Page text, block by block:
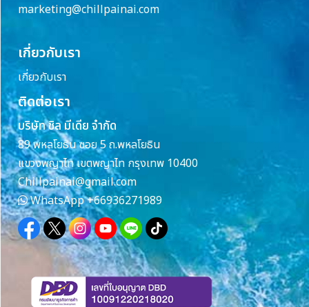
marketing@chillpainai.com
เกี่ยวกับเรา
เกี่ยวกับเรา
ติดต่อเรา
บริษัท ชิล มีเดีย จำกัด
89 พหลโยธิน ซอย 5 ถ.พหลโยธิน
แขวงพญาไท เขตพญาไท กรุงเทพ 10400
Chillpainai@gmail.com
WhatsApp+66936271989